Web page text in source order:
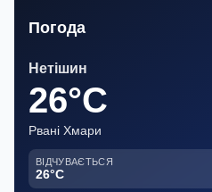
Погода
Нетішин
26°C
Рвані Хмари
ВІДЧУВАЄТЬСЯ
26°C